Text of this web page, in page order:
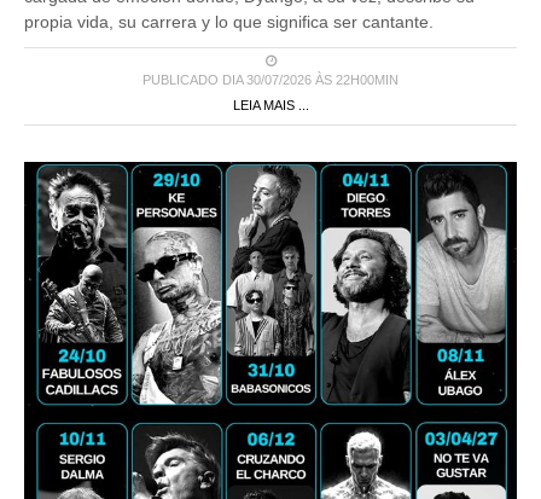
propia vida, su carrera y lo que significa ser cantante.
PUBLICADO DIA 30/07/2026 ÀS 22H00MIN
LEIA MAIS ...